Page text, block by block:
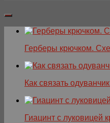
Герберы крючком.
Как связать
Гиацинт с луковицей